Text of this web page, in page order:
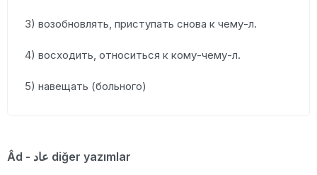
3) возобновлять, приступать снова к чему-л.
4) восходить, относиться к кому-чему-л.
5) навещать (больного)
Âd - عاد diğer yazımlar